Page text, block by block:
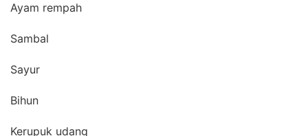
Ayam rempah
Sambal
Sayur
Bihun
Kerupuk udang